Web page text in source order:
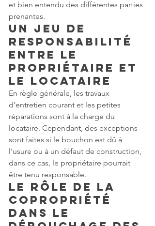
et bien entendu des différentes parties
prenantes.
Un jeu de
responsabilité
entre le
Propriétaire et
le locataire
En règle générale, les travaux
d’entretien courant et les petites
réparations sont à la charge du
locataire. Cependant, des exceptions
sont faites si le bouchon est dû à
l’usure ou à un défaut de construction,
dans ce cas, le propriétaire pourrait
être tenu responsable.
Le rôle de la
copropriété
dans le